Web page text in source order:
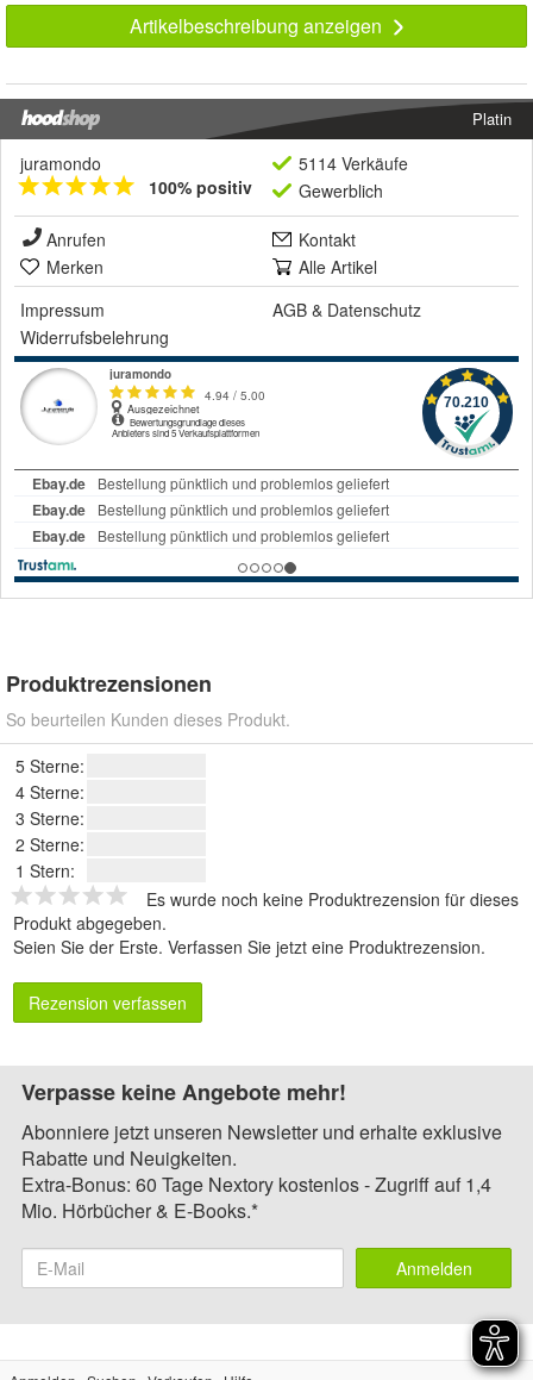
Artikelbeschreibung anzeigen
Platin
juramondo
100% positiv
5114 Verkäufe
Gewerblich
Anrufen
Kontakt
Merken
Alle Artikel
Impressum
AGB & Datenschutz
Widerrufsbelehrung
Produktrezensionen
So beurteilen Kunden dieses Produkt.
5 Sterne:
4 Sterne:
3 Sterne:
2 Sterne:
1 Stern:
Es wurde noch keine Produktrezension für dieses
Produkt abgegeben.
Seien Sie der Erste. Verfassen Sie jetzt eine Produktrezension.
Rezension verfassen
Verpasse keine Angebote mehr!
Abonniere jetzt unseren Newsletter und erhalte exklusive
Rabatte und Neuigkeiten.
Extra-Bonus: 60 Tage Nextory kostenlos - Zugriff auf 1,4
Mio. Hörbücher & E-Books.*
Anmelden